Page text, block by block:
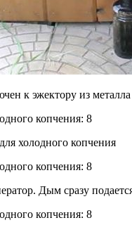
к эжектору из
холодного копчения
Дым сразу